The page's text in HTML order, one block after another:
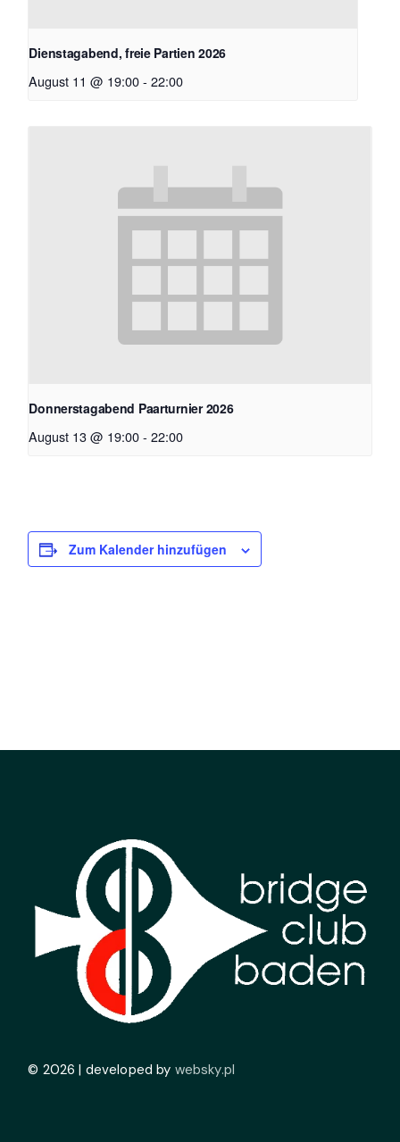
Dienstagabend, freie Partien 2026
August 11 @ 19:00 - 22:00
Donnerstagabend Paarturnier 2026
August 13 @ 19:00 - 22:00
Zum Kalender hinzufügen
© 2026 | developed by websky.pl